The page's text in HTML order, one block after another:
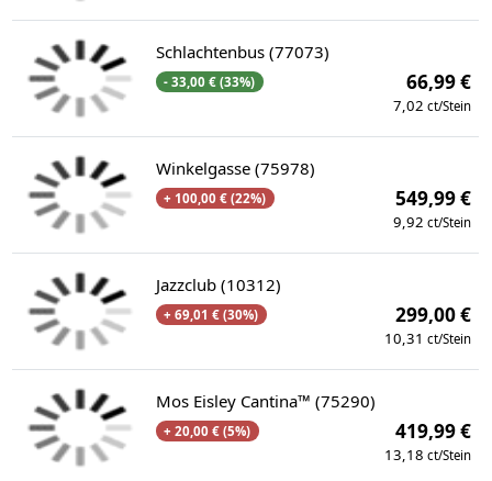
Schlachtenbus (77073)
- 33,00 € (33%) 66,99 €
7,02 ct/Stein
Winkelgasse (75978)
+ 100,00 € (22%) 549,99 €
9,92 ct/Stein
Jazzclub (10312)
+ 69,01 € (30%) 299,00 €
10,31 ct/Stein
Mos Eisley Cantina™ (75290)
+ 20,00 € (5%) 419,99 €
13,18 ct/Stein